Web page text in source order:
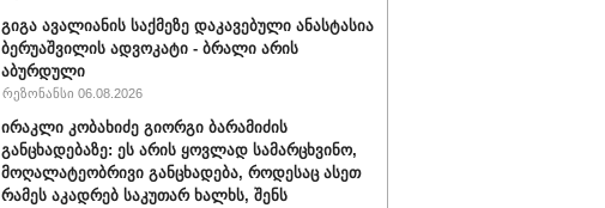
გიგა ავალიანის საქმეზე დაკავებული ანასტასია
ბერუაშვილის ადვოკატი - ბრალი არის
აბურდული
რეზონანსი 06.08.2026
ირაკლი კობახიძე გიორგი ბარამიძის
განცხადებაზე: ეს არის ყოვლად სამარცხვინო,
მოღალატეობრივი განცხადება, როდესაც ასეთ
რამეს აკადრებ საკუთარ ხალხს, შენს